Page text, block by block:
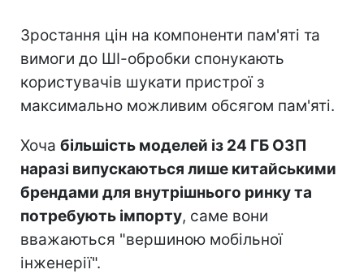
Зростання цін на компоненти пам'яті та
вимоги до ШІ-обробки спонукають
користувачів шукати пристрої з
максимально можливим обсягом пам'яті.
Хоча більшість моделей із 24 ГБ ОЗП
наразі випускаються лише китайськими
брендами для внутрішнього ринку та
потребують імпорту, саме вони
вважаються "вершиною мобільної
інженерії".